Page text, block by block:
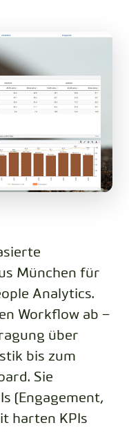
München für
Analytics.
Workflow ab –
über
bis zum
Sie
(Engagement,
harten KPIs